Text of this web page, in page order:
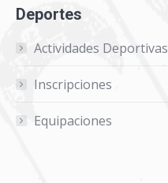
Deportes
Actividades Deportivas
Inscripciones
Equipaciones